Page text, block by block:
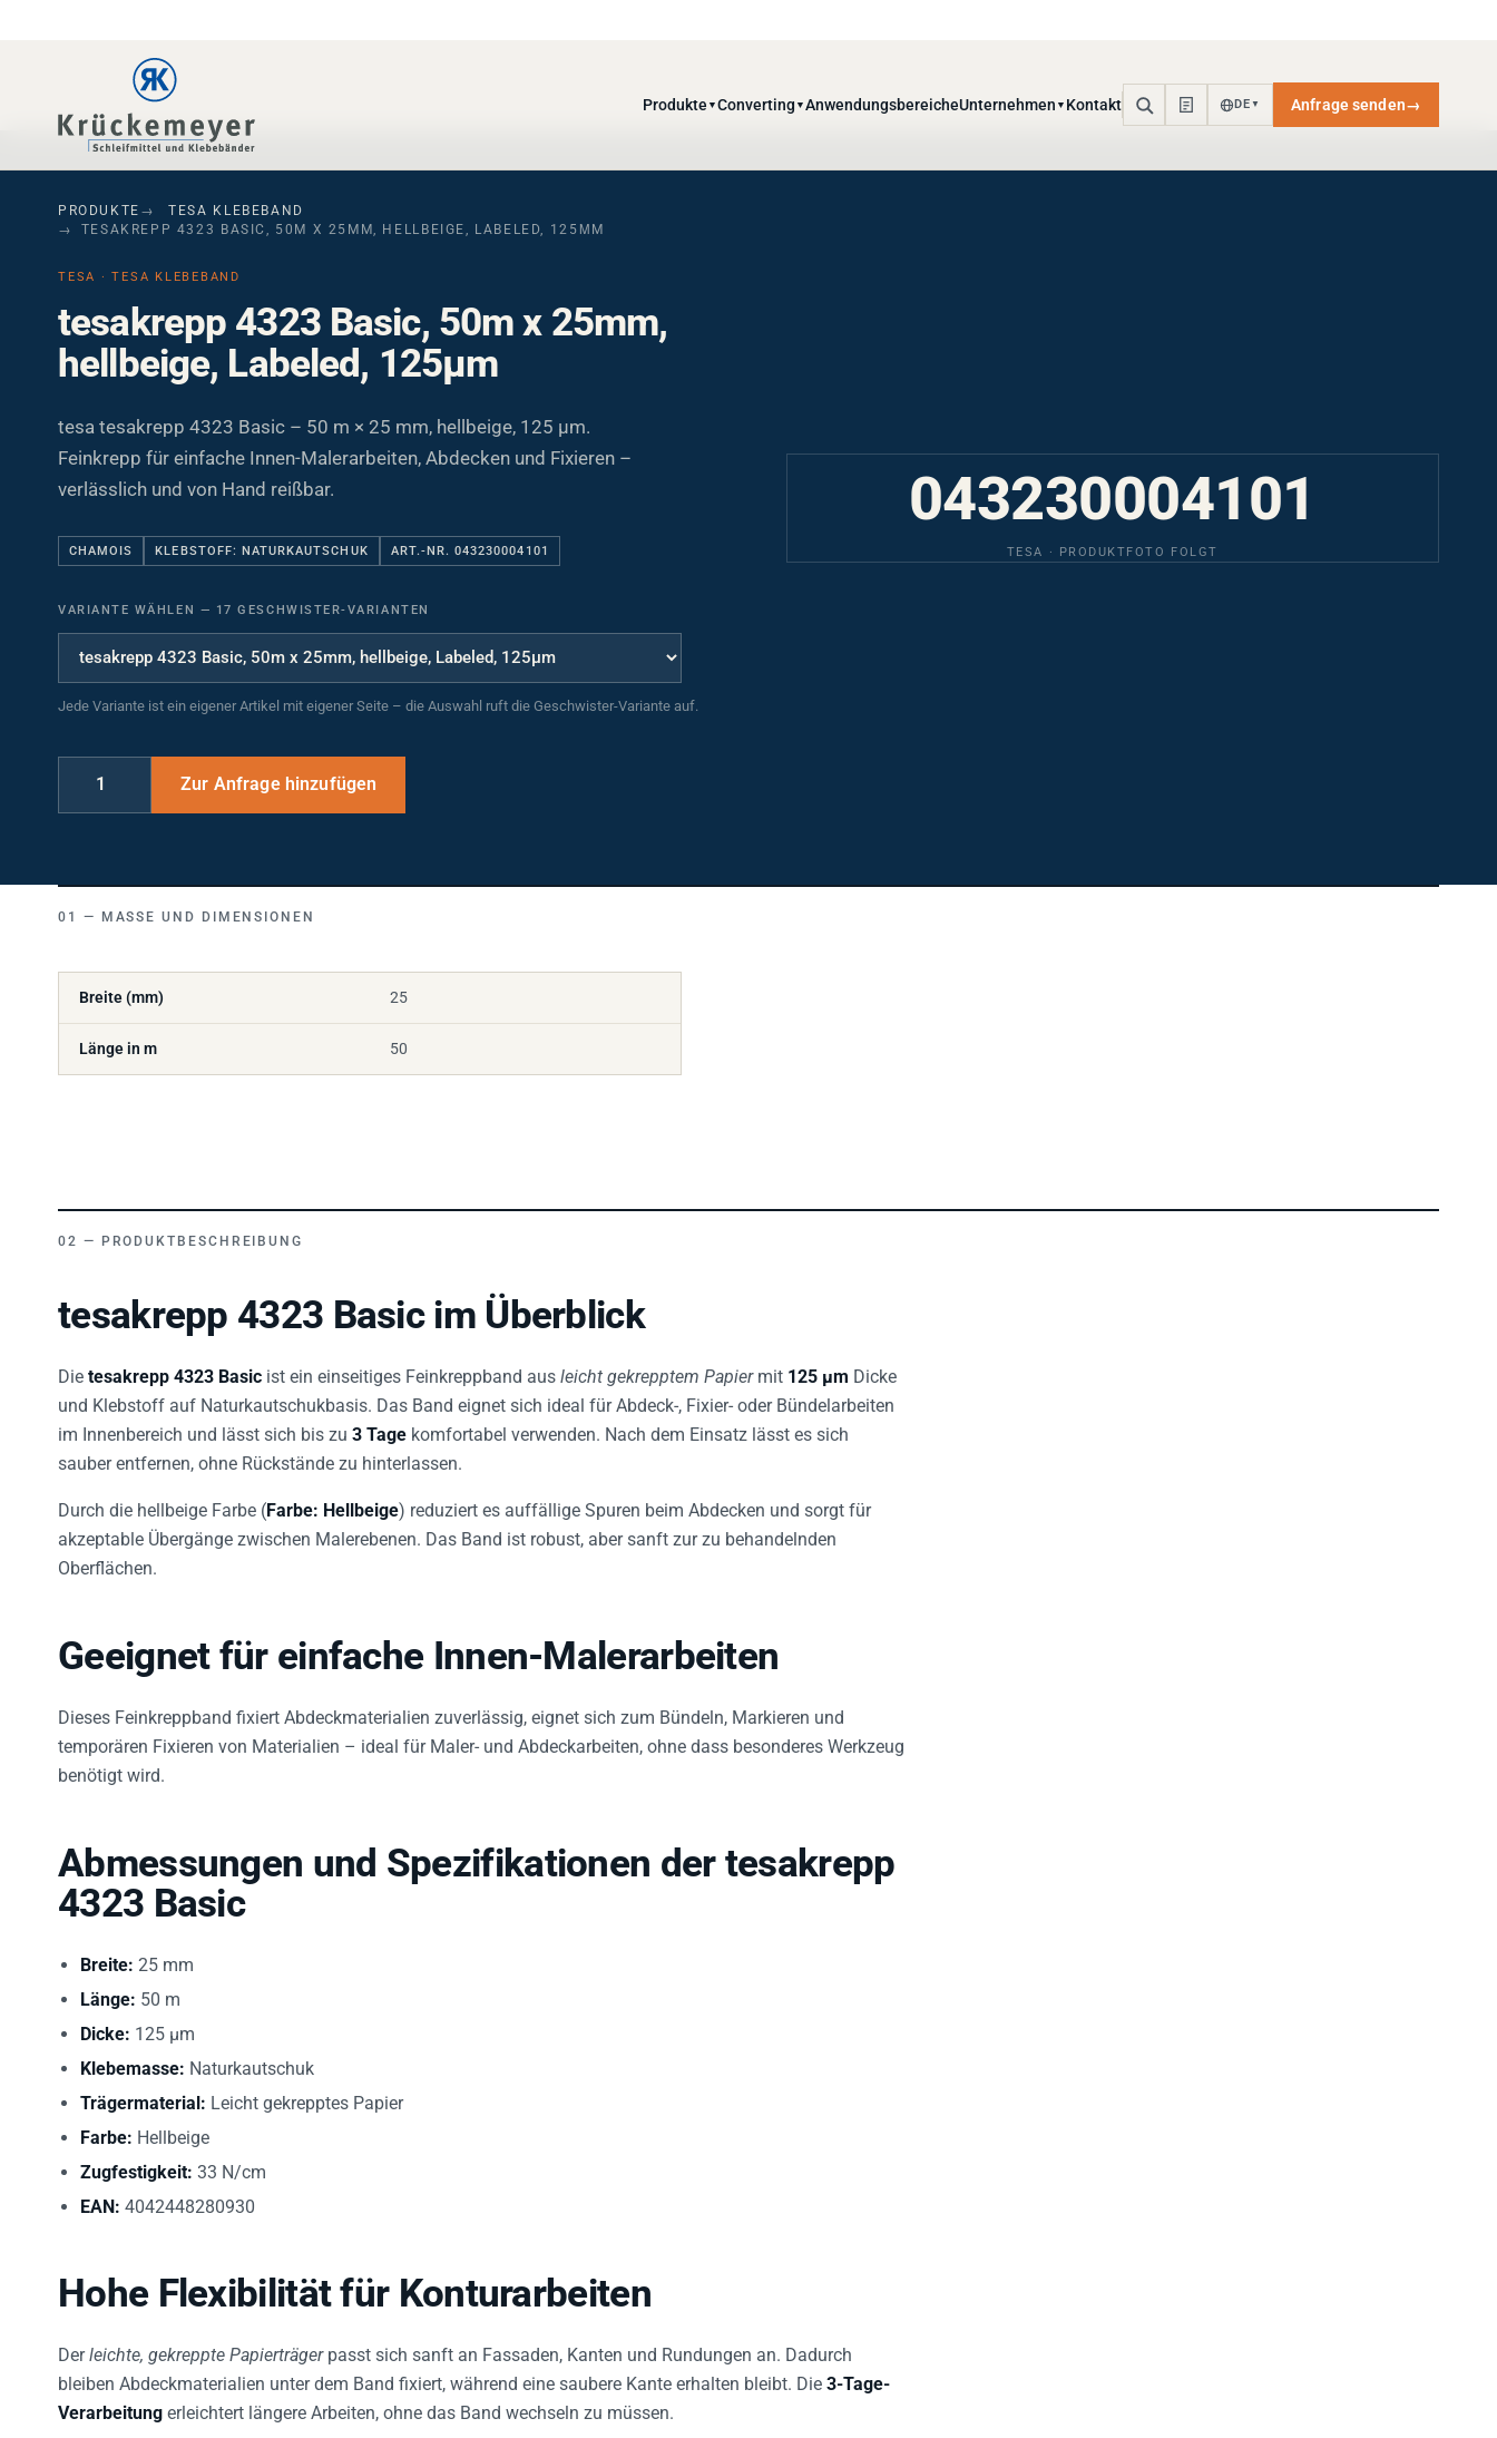
PRODUKTE
TESA KLEBEBAND
TESAKREPP 4323 BASIC, 50M X 25MM, HELLBEIGE, LABELED, 125ΜM
TESA · TESA KLEBEBAND
tesakrepp 4323 Basic, 50m x 25mm,
hellbeige, Labeled, 125µm
tesa tesakrepp 4323 Basic – 50 m × 25 mm, hellbeige, 125 µm.
Feinkrepp für einfache Innen-Malerarbeiten, Abdecken und Fixieren –
verlässlich und von Hand reißbar.
CHAMOIS KLEBSTOFF: NATURKAUTSCHUK ART.-NR. 043230004101
VARIANTE WÄHLEN — 17 GESCHWISTER-VARIANTEN
Jede Variante ist ein eigener Artikel mit eigener Seite – die Auswahl ruft die Geschwister-Variante auf.
043230004101
TESA · PRODUKTFOTO FOLGT
MASSE UND DIMENSIONEN
Breite (mm) 25
Länge in m 50
PRODUKTBESCHREIBUNG
tesakrepp 4323 Basic im Überblick
Die tesakrepp 4323 Basic ist ein einseitiges Feinkreppband aus leicht gekrepptem Papiermit 125 µm Dicke
und Klebstoff auf Naturkautschukbasis. Das Band eignet sich ideal für Abdeck-, Fixier- oder Bündelarbeiten
im Innenbereich und lässt sich bis zu 3 Tage komfortabel verwenden. Nach dem Einsatz lässt es sich
sauber entfernen, ohne Rückstände zu hinterlassen.
Durch die hellbeige Farbe (Farbe: Hellbeige) reduziert es auffällige Spuren beim Abdecken und sorgt für
akzeptable Übergänge zwischen Malerebenen. Das Band ist robust, aber sanft zur zu behandelnden
Oberflächen.
Geeignet für einfache Innen-Malerarbeiten
Dieses Feinkreppband fixiert Abdeckmaterialien zuverlässig, eignet sich zum Bündeln, Markieren und
temporären Fixieren von Materialien – ideal für Maler- und Abdeckarbeiten, ohne dass besonderes Werkzeug
benötigt wird.
Abmessungen und Spezifikationen der tesakrepp
4323 Basic
Breite: 25 mm
Länge: 50 m
Dicke: 125 µm
Klebemasse: Naturkautschuk
Trägermaterial: Leicht gekrepptes Papier
Farbe: Hellbeige
Zugfestigkeit: 33 N/cm
EAN: 4042448280930
Hohe Flexibilität für Konturarbeiten
Derleichte, gekreppte Papierträgerpasst sich sanft an Fassaden, Kanten und Rundungen an. Dadurch
bleiben Abdeckmaterialien unter dem Band fixiert, während eine saubere Kante erhalten bleibt. Die 3-Tage-
Verarbeitung erleichtert längere Arbeiten, ohne das Band wechseln zu müssen.